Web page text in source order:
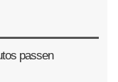
passen